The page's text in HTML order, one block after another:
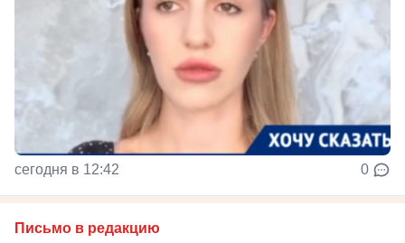
сегодня в 12:42 0
Письмо в редакцию